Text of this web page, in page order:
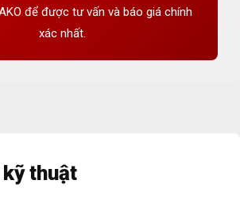
để được tư vấn và báo giá chính
xác nhất.
thuật